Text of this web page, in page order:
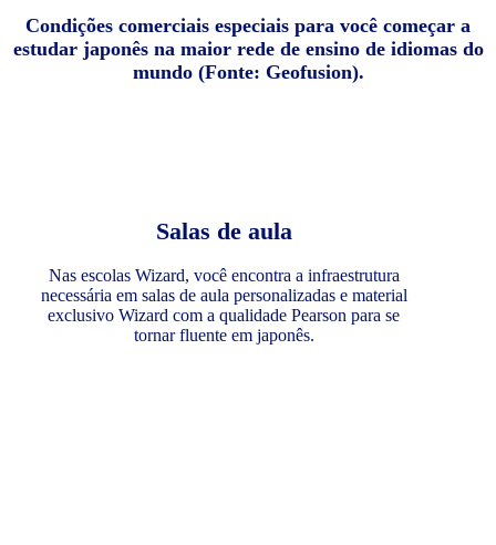
Condições comerciais especiais para você começar a
estudar japonês na maior rede de ensino de idiomas do
mundo (Fonte: Geofusion).
Salas de aula
Nas escolas Wizard, você encontra a infraestrutura
necessária em salas de aula personalizadas e material
exclusivo Wizard com a qualidade Pearson para se
tornar fluente em japonês.